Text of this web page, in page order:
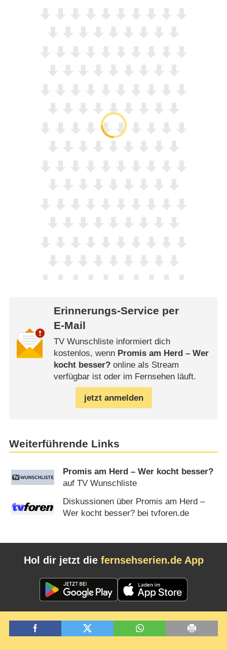
Erinnerungs-Service per
E-Mail
TV Wunschliste informiert dich
kostenlos, wenn Promis am Herd – Wer
kocht besser?online als Stream
verfügbar ist oder im Fernsehen läuft.
jetzt anmelden
Weiterführende Links
Promis am Herd – Wer kocht besser?
auf TV Wunschliste
Diskussionen über Promis am Herd –
Wer kocht besser? bei tvforen.de
Hol dir jetzt die fernsehserien.de App